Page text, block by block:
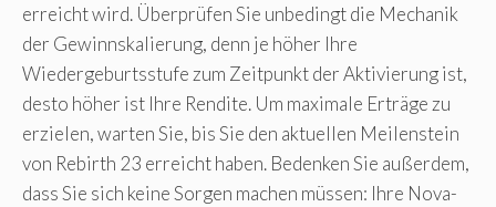
erreicht wird. Überprüfen Sie unbedingt die Mechanik
der Gewinnskalierung, denn je höher Ihre
Wiedergeburtsstufe zum Zeitpunkt der Aktivierung ist,
desto höher ist Ihre Rendite. Um maximale Erträge zu
erzielen, warten Sie, bis Sie den aktuellen Meilenstein
von Rebirth 23 erreicht haben. Bedenken Sie außerdem,
dass Sie sich keine Sorgen machen müssen: Ihre Nova-